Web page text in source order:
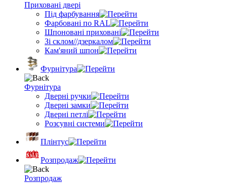
Приховані двері
Під фарбування
Фарбовані по RAL
Шпоновані приховані
Зі склом//дзеркалом
Кам'яний шпон
Фурнітура
Фурнітура
Дверні ручки
Дверні замки
Дверні петлі
Розсувні системи
Плінтус
Розпродаж
Розпродаж